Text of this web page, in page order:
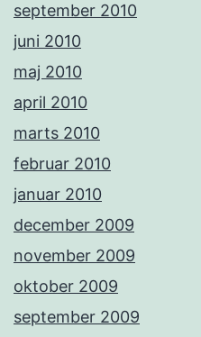
september 2010
juni 2010
maj 2010
april 2010
marts 2010
februar 2010
januar 2010
december 2009
november 2009
oktober 2009
september 2009